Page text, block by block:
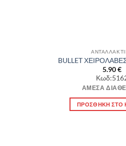
BULLET
5.90€
ΆΜΕΣΑ
ΠΡΟΣΘΉΚΗ ΣΤΟ